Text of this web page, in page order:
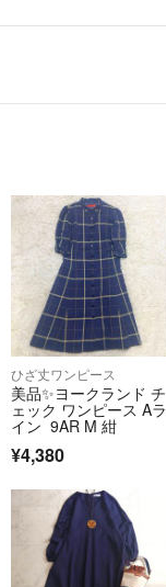
ひざ丈ワンピース
美品✨ヨークランド チ
ェック ワンピース Aラ
イン 9AR M 紺
¥4,380